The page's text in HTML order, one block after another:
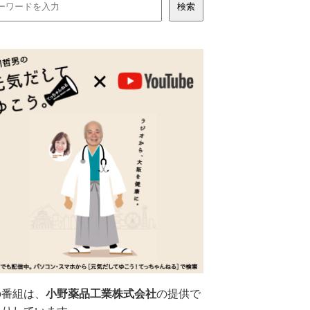
組は、小野薬品工業株式会社の提供で